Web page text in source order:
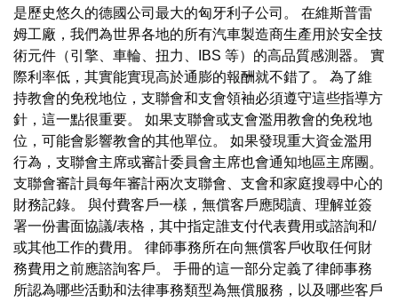
是歷史悠久的德國公司最大的匈牙利子公司。 在維斯普雷
姆工廠，我們為世界各地的所有汽車製造商生產用於安全技
術元件（引擎、車輪、扭力、IBS 等）的高品質感測器。 實
際利率低，其實能實現高於通膨的報酬就不錯了。 為了維
持教會的免稅地位，支聯會和支會領袖必須遵守這些指導方
針，這一點很重要。 如果支聯會或支會濫用教會的免稅地
位，可能會影響教會的其他單位。 如果發現重大資金濫用
行為，支聯會主席或審計委員會主席也會通知地區主席團。
支聯會審計員每年審計兩次支聯會、支會和家庭搜尋中心的
財務記錄。 與付費客戶一樣，無償客戶應閱讀、理解並簽
署一份書面協議/表格，其中指定誰支付代表費用或諮詢和/
或其他工作的費用。 律師事務所在向無償客戶收取任何財
務費用之前應諮詢客戶。 手冊的這一部分定義了律師事務
所認為哪些活動和法律事務類型為無償服務，以及哪些客戶